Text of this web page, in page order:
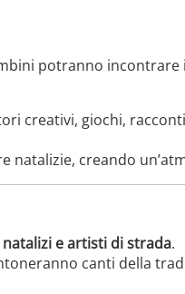
potranno
creativi, giochi,
natalizie, creando
e artisti di strada.
canti della